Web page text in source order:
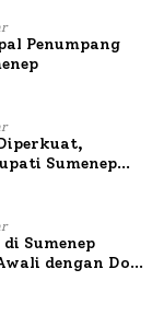
Penumpang
Sumenep
Sumenep
dengan Doa